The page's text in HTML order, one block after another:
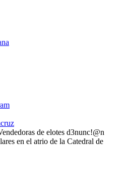
de elotes d3nunc!@n
en el atrio de la Catedral de